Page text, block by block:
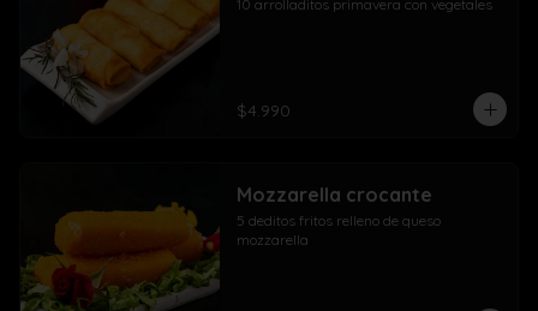
10 arrolladitos primavera con vegetales
$4.990
Mozzarella crocante
5 deditos fritos relleno de queso
mozzarella